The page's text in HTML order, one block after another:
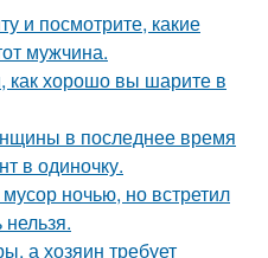
и посмотрите, какие
мужчина.
как хорошо вы шарите в
в последнее время
в одиночку.
ночью, но встретил
нельзя.
а хозяин требует